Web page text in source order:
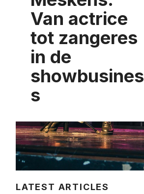
Van actrice
tot zangeres
in de
showbusines
s
LATEST ARTICLES